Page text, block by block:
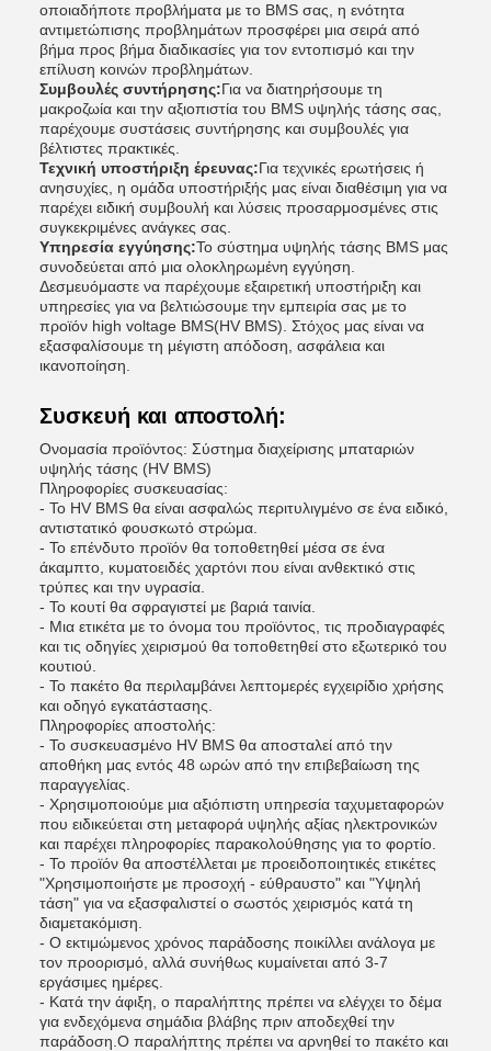
οποιαδήποτε προβλήματα με το BMS σας, η ενότητα
αντιμετώπισης προβλημάτων προσφέρει μια σειρά από
βήμα προς βήμα διαδικασίες για τον εντοπισμό και την
επίλυση κοινών προβλημάτων.
Συμβουλές συντήρησης:Για να διατηρήσουμε τη
μακροζωία και την αξιοπιστία του BMS υψηλής τάσης σας,
παρέχουμε συστάσεις συντήρησης και συμβουλές για
βέλτιστες πρακτικές.
Τεχνική υποστήριξη έρευνας:Για τεχνικές ερωτήσεις ή
ανησυχίες, η ομάδα υποστήριξής μας είναι διαθέσιμη για να
παρέχει ειδική συμβουλή και λύσεις προσαρμοσμένες στις
συγκεκριμένες ανάγκες σας.
Υπηρεσία εγγύησης:Το σύστημα υψηλής τάσης BMS μας
συνοδεύεται από μια ολοκληρωμένη εγγύηση.
Δεσμευόμαστε να παρέχουμε εξαιρετική υποστήριξη και
υπηρεσίες για να βελτιώσουμε την εμπειρία σας με το
προϊόν high voltage BMS(HV BMS). Στόχος μας είναι να
εξασφαλίσουμε τη μέγιστη απόδοση, ασφάλεια και
ικανοποίηση.
Συσκευή και αποστολή:
Ονομασία προϊόντος: Σύστημα διαχείρισης μπαταριών
υψηλής τάσης (HV BMS)
Πληροφορίες συσκευασίας:
- Το HV BMS θα είναι ασφαλώς περιτυλιγμένο σε ένα ειδικό,
αντιστατικό φουσκωτό στρώμα.
- Το επένδυτο προϊόν θα τοποθετηθεί μέσα σε ένα
άκαμπτο, κυματοειδές χαρτόνι που είναι ανθεκτικό στις
τρύπες και την υγρασία.
- Το κουτί θα σφραγιστεί με βαριά ταινία.
- Μια ετικέτα με το όνομα του προϊόντος, τις προδιαγραφές
και τις οδηγίες χειρισμού θα τοποθετηθεί στο εξωτερικό του
κουτιού.
- Το πακέτο θα περιλαμβάνει λεπτομερές εγχειρίδιο χρήσης
και οδηγό εγκατάστασης.
Πληροφορίες αποστολής:
- Το συσκευασμένο HV BMS θα αποσταλεί από την
αποθήκη μας εντός 48 ωρών από την επιβεβαίωση της
παραγγελίας.
- Χρησιμοποιούμε μια αξιόπιστη υπηρεσία ταχυμεταφορών
που ειδικεύεται στη μεταφορά υψηλής αξίας ηλεκτρονικών
και παρέχει πληροφορίες παρακολούθησης για το φορτίο.
- Το προϊόν θα αποστέλλεται με προειδοποιητικές ετικέτες
"Χρησιμοποιήστε με προσοχή - εύθραυστο" και "Υψηλή
τάση" για να εξασφαλιστεί ο σωστός χειρισμός κατά τη
διαμετακόμιση.
- Ο εκτιμώμενος χρόνος παράδοσης ποικίλλει ανάλογα με
τον προορισμό, αλλά συνήθως κυμαίνεται από 3-7
εργάσιμες ημέρες.
- Κατά την άφιξη, ο παραλήπτης πρέπει να ελέγχει το δέμα
για ενδεχόμενα σημάδια βλάβης πριν αποδεχθεί την
παράδοση.Ο παραλήπτης πρέπει να αρνηθεί το πακέτο και